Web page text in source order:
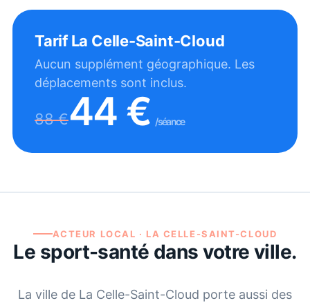
TarifLa Celle-Saint-Cloud
Aucun supplément géographique. Les
déplacements sont inclus.
88€44 € /séance
ACTEUR LOCAL · LA CELLE-SAINT-CLOUD
Le sport-santé dans votre ville.
La ville de La Celle-Saint-Cloud porte aussi des